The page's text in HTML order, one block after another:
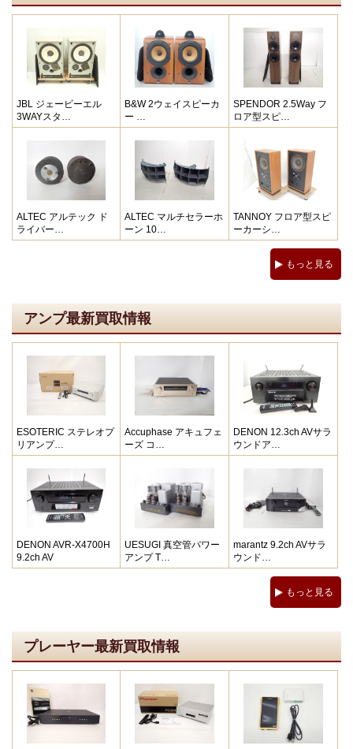
JBL ジェービーエル
3WAYスタ…
B&W 2ウェイスピーカ
ー …
SPENDOR 2.5Way フ
ロア型スピ…
ALTEC アルテック ド
ライバー…
ALTEC マルチセラーホ
ーン 10…
TANNOY フロア型スピ
ーカーシ…
もっと見る
アンプ最新買取情報
ESOTERIC ステレオプ
リアンプ…
Accuphase アキュフェ
ーズ コ…
DENON 12.3ch AVサラ
ウンドア…
DENON AVR-X4700H
9.2ch AV
UESUGI 真空管パワー
アンプ T…
marantz 9.2ch AVサラ
ウンド…
もっと見る
プレーヤー最新買取情報